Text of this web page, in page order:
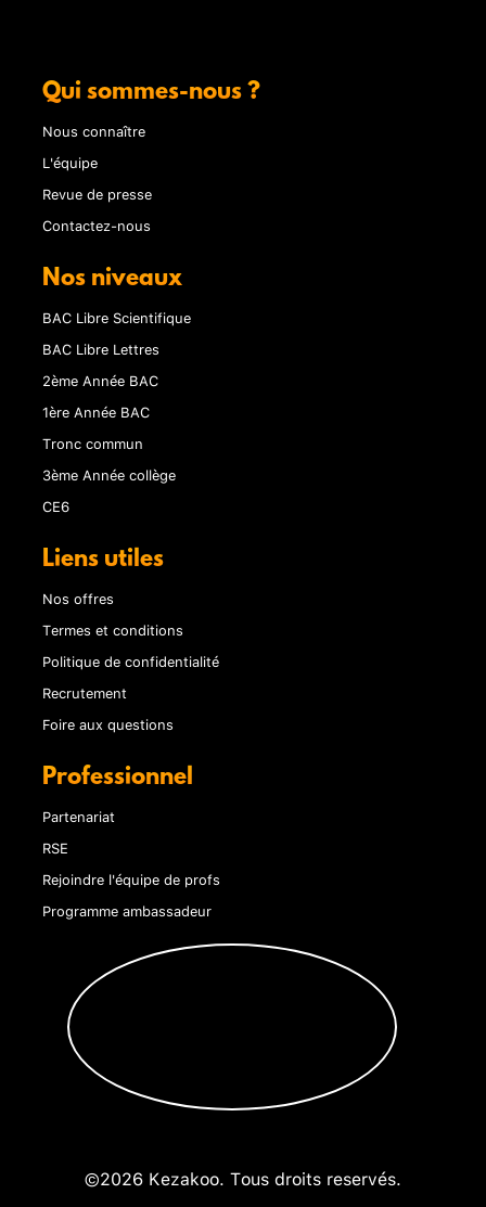
Qui sommes-nous ?
Nous connaître
L'équipe
Revue de presse
Contactez-nous
Nos niveaux
BAC Libre Scientifique
BAC Libre Lettres
2ème Année BAC
1ère Année BAC
Tronc commun
3ème Année collège
CE6
Liens utiles
Nos offres
Termes et conditions
Politique de confidentialité
Recrutement
Foire aux questions
Professionnel
Partenariat
RSE
Rejoindre l'équipe de profs
Programme ambassadeur
©2026 Kezakoo. Tous droits reservés.